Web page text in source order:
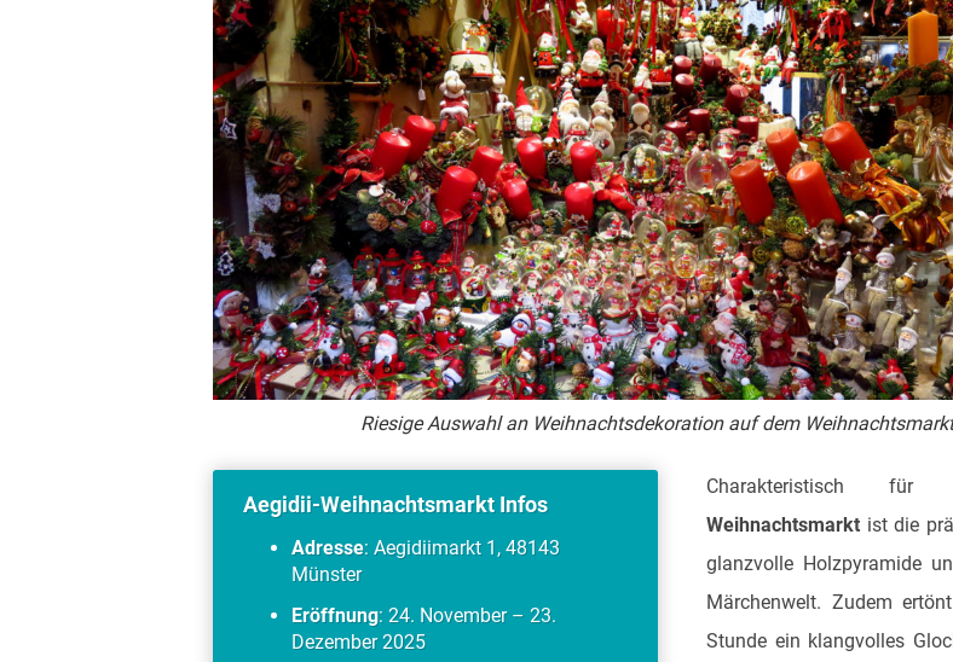
Riesige Auswahl an Weihnachtsdekoration auf dem
Aegidii-Weihnachtsmarkt Infos
Adresse: Aegidiimarkt 1, 48143
Münster
Eröffnung: 24. November – 23.
Dezember 2025
Charakteristisch
Weihnachtsmarktist die
glanzvolle Holzpyramide
Märchenwelt. Zudem
Stunde ein klangvolles